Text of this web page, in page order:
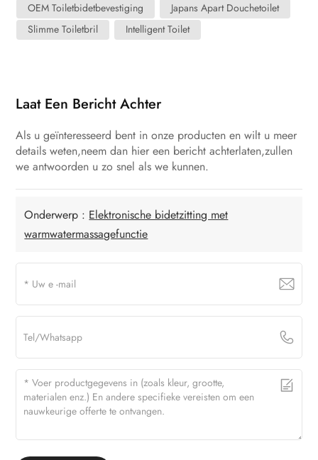
OEM Toiletbidetbevestiging
Japans Apart Douchetoilet
Slimme Toiletbril
Intelligent Toilet
Laat Een Bericht Achter
Als u geïnteresseerd bent in onze producten en wilt u meer
details weten,neem dan hier een bericht achterlaten,zullen
we antwoorden u zo snel als we kunnen.
Onderwerp : Elektronische bidetzitting met
warmwatermassagefunctie